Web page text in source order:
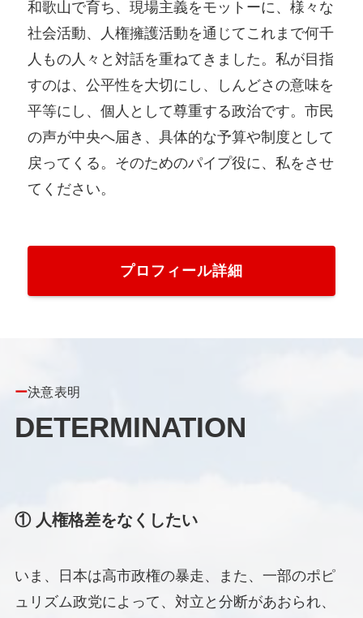
和歌山で育ち、現場主義をモットーに、様々な
社会活動、人権擁護活動を通じてこれまで何千
人もの人々と対話を重ねてきました。私が目指
すのは、公平性を大切にし、しんどさの意味を
平等にし、個人として尊重する政治です。市民
の声が中央へ届き、具体的な予算や制度として
戻ってくる。そのためのパイプ役に、私をさせ
てください。
プロフィール詳細
ー決意表明
DETERMINATION
① 人権格差をなくしたい
いま、日本は高市政権の暴走、また、一部のポピ
ュリズム政党によって、対立と分断があおられ、